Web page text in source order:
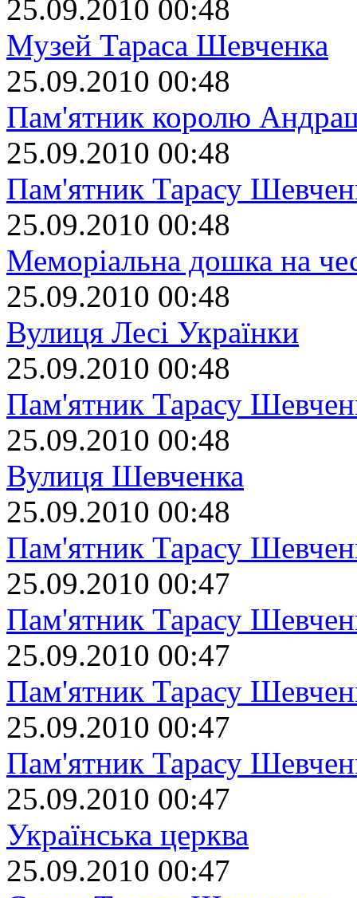
25.09.2010 00:48
Музей Тараса Шевченка
25.09.2010 00:48
Пам'ятник королю
25.09.2010 00:48
Пам'ятник Тарасу
25.09.2010 00:48
Меморіальна дошка на
25.09.2010 00:48
Вулиця Лесі Українки
25.09.2010 00:48
Пам'ятник Тарасу
25.09.2010 00:48
Вулиця Шевченка
25.09.2010 00:48
Пам'ятник Тарасу
25.09.2010 00:47
Пам'ятник Тарасу
25.09.2010 00:47
Пам'ятник Тарасу
25.09.2010 00:47
Пам'ятник Тарасу
25.09.2010 00:47
Українська церква
25.09.2010 00:47